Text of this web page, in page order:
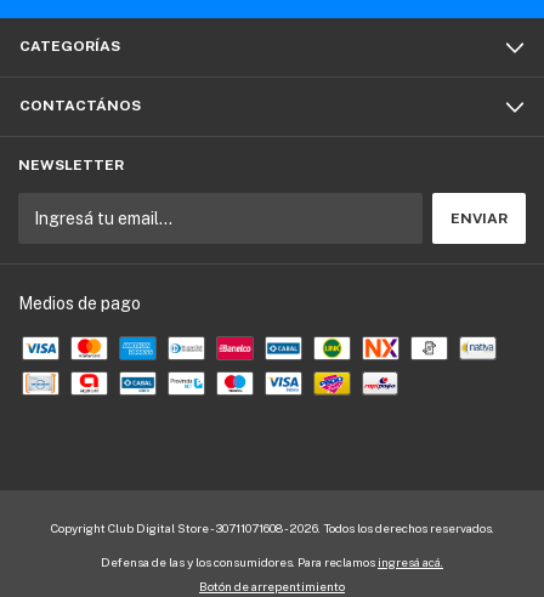
CATEGORÍAS
CONTACTÁNOS
NEWSLETTER
Medios de pago
Copyright Club Digital Store - 30711071608 - 2026. Todos los derechos reservados.
Defensa de las y los consumidores. Para reclamos ingresá acá.
Botón de arrepentimiento